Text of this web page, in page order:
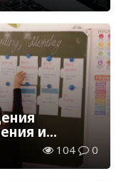
и
год
104 0